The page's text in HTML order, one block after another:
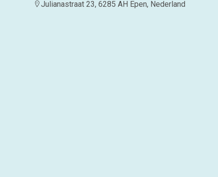
Julianastraat 23, 6285 AH Epen, Nederland